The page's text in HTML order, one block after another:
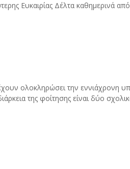
Ευκαιρίας Δέλτα καθημερινά
ολοκληρώσει την εννιάχρονη
της φοίτησης είναι δύο